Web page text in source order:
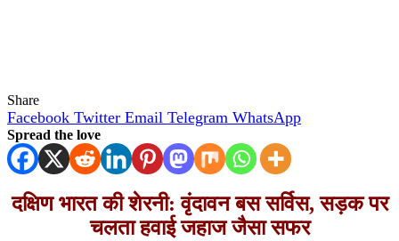
Share
Facebook Twitter Email Telegram WhatsApp
Spread the love
दक्षिण भारत की शेरनी: वृंदावन बस सर्विस, सड़क पर
चलता हवाई जहाज जैसा सफर